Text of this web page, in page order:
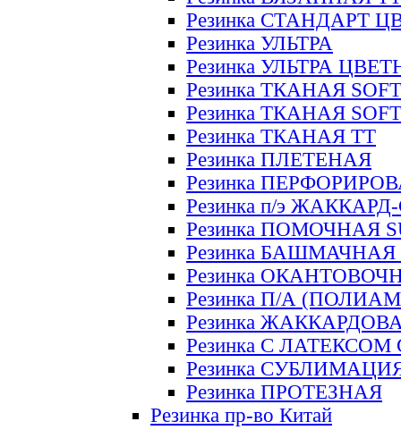
Резинка СТАНДАРТ
Резинка УЛЬТРА
Резинка УЛЬТРА
Резинка ТКАНАЯ SOFT
Резинка ТКАНАЯ
Резинка ТКАНАЯ ТТ
Резинка ПЛЕТЕНАЯ
Резинка
Резинка п/э
Резинка ПОМОЧНАЯ
Резинка БАШМАЧНАЯ
Резинка
Резинка П/А
Резинка
Резинка С ЛАТЕКСОМ
Резинка
Резинка ПРОТЕЗНАЯ
Резинка пр-во Китай